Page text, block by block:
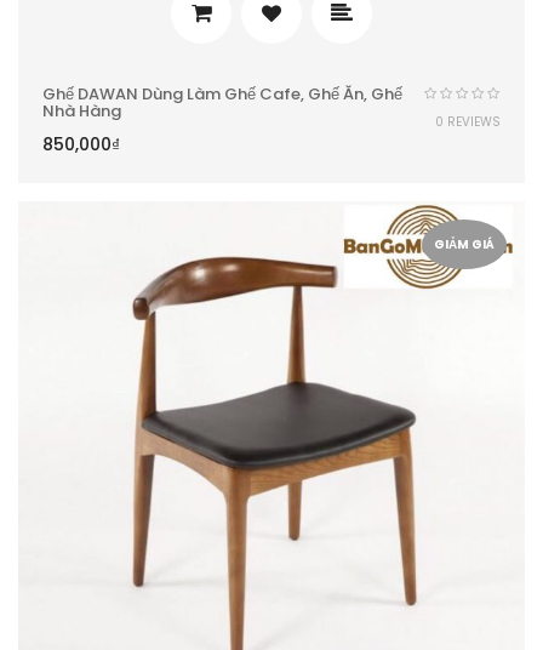
Ghế DAWAN Dùng Làm Ghế Cafe, Ghế Ăn, Ghế
Nhà Hàng
850,000₫
0 REVIEWS
GIẢM GIÁ